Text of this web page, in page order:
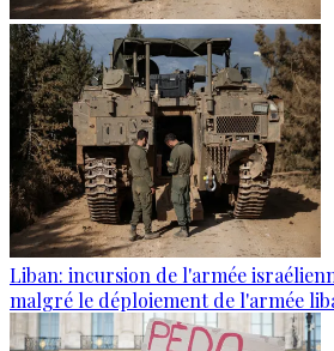
Liban: incursion de l'armée
malgré le déploiement de l'armée